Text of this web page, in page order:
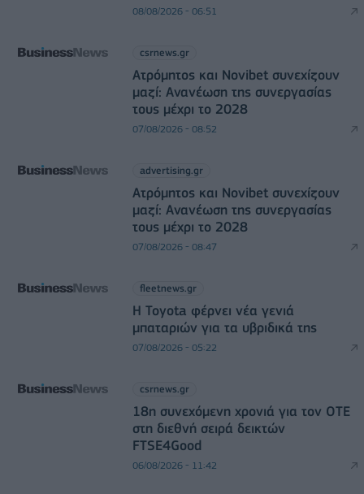
08/08/2026 - 06:51
csrnews.gr
Ατρόμητος και Novibet συνεχίζουν
μαζί: Ανανέωση της συνεργασίας
τους μέχρι το 2028
07/08/2026 - 08:52
advertising.gr
Ατρόμητος και Novibet συνεχίζουν
μαζί: Ανανέωση της συνεργασίας
τους μέχρι το 2028
07/08/2026 - 08:47
fleetnews.gr
Η Toyota φέρνει νέα γενιά
μπαταριών για τα υβριδικά της
07/08/2026 - 05:22
csrnews.gr
18η συνεχόμενη χρονιά για τον ΟΤΕ
στη διεθνή σειρά δεικτών
FTSE4Good
06/08/2026 - 11:42